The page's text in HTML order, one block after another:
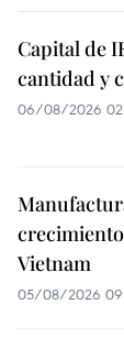
Capital de
cantidad y
06/08/2026
Vietnam
05/08/2026